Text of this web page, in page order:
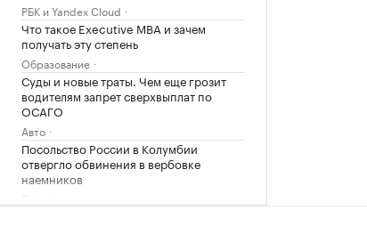
РБК и Yandex Cloud
Что такое Executive MBA и зачем
получать эту степень
Образование
Суды и новые траты. Чем еще грозит
водителям запрет сверхвыплат по
ОСАГО
Авто
Посольство России в Колумбии
отвергло обвинения в вербовке
наемников